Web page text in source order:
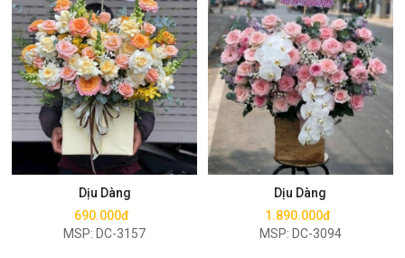
Dịu Dàng
690.000đ
MSP: DC-3157
Mua ngay
Dịu Dàng
1.890.000đ
MSP: DC-3094
Mua ngay